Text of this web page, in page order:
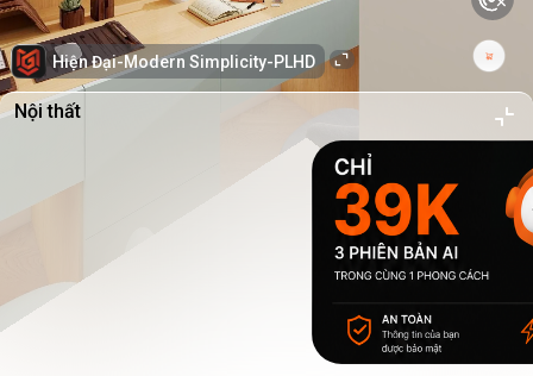
Hiện Đại-Modern Simplicity-PLHD
Nội thất